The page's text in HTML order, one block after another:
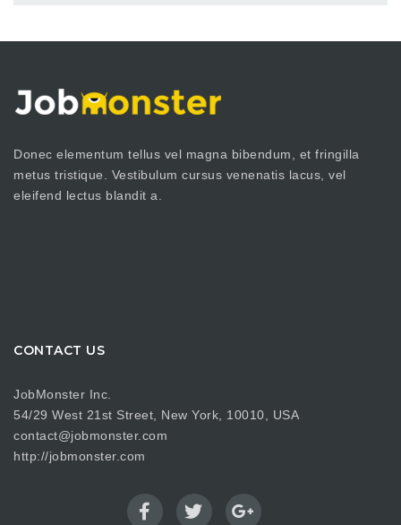
Donec elementum tellus vel magna bibendum, et fringilla
metus tristique. Vestibulum cursus venenatis lacus, vel
eleifend lectus blandit a.
CONTACT US
JobMonster Inc.
54/29 West 21st Street, New York, 10010, USA
contact@jobmonster.com
http://jobmonster.com